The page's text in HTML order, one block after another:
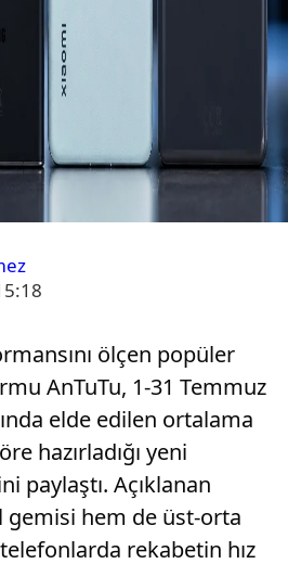
ölçen popüler
AnTuTu, 1-31 Temmuz
elde edilen ortalama
hazırladığı yeni
paylaştı. Açıklanan
hem de üst-orta
rekabetin hız